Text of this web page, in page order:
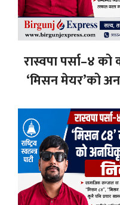
रास्वपा पर्सा–४
‘मिसन मेयर’को